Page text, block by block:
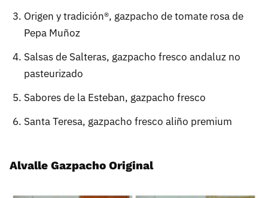
Origen y tradición®, gazpacho de tomate rosa de
Pepa Muñoz
Salsas de Salteras, gazpacho fresco andaluz no
pasteurizado
Sabores de la Esteban, gazpacho fresco
Santa Teresa, gazpacho fresco aliño premium
Alvalle Gazpacho Original